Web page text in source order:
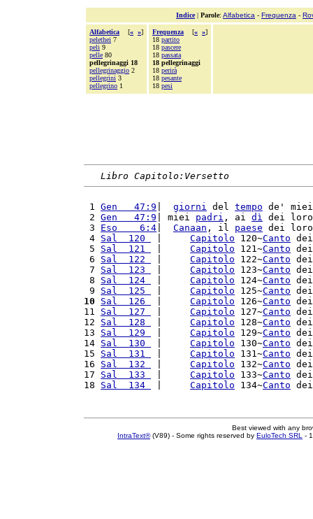
Indice| Parole: Alfabetica - Frequenza -
Alfabetica [« »]
pelethei 7
peli 9
pelle 80
pellegrinaggi 18
pellegrinaggio 2
pellegrini 3
pellegrino 1
Frequenza [« »]
18 partito
18 pascere
18 passata
18 pellegrinaggi
18 perirà
18 pesante
18 pesi
Libro Capitolo:Versetto
1 Gen   47:9 giorni del tempo de'
2 Gen   47:9 | miei padri , ai dì dei
3 Eso    6:4 Canaan , il paese dei
4 Sal  120 Capitolo 120~Canto
5 Sal  121 Capitolo 121~Canto
6 Sal  122 Capitolo 122~Canto
7 Sal  123 Capitolo 123~Canto
8 Sal  124 Capitolo 124~Canto
9 Sal  125 Capitolo 125~Canto
10
Sal  126 Capitolo 126~Canto
11 Sal  127 Capitolo 127~Canto
12 Sal  128 Capitolo 128~Canto
13 Sal  129 Capitolo 129~Canto
14 Sal  130 Capitolo 130~Canto
15 Sal  131 Capitolo 131~Canto
16 Sal  132 Capitolo 132~Canto
17 Sal  133 Capitolo 133~Canto
18 Sal  134 Capitolo 134~Canto
Best viewed with any
IntraText®(V89) - Some rights reserved by EuloTech SRL -